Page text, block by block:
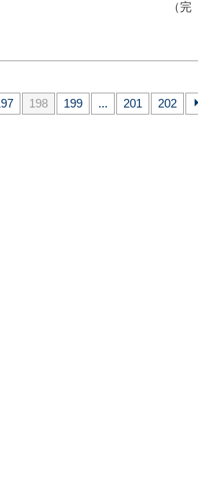
） （完 成
198 199 ... 201 202